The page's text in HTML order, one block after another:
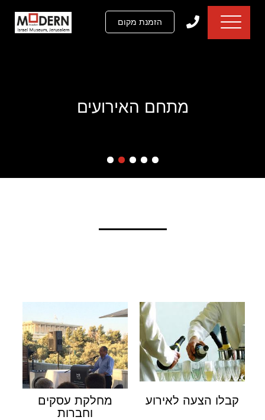
דלג לסרגל הניווט
דלג לתוכן
הזמנת מקום
מתחם האירועים
קבלו הצעה לאירוע
מחלקת עסקים
וחברות